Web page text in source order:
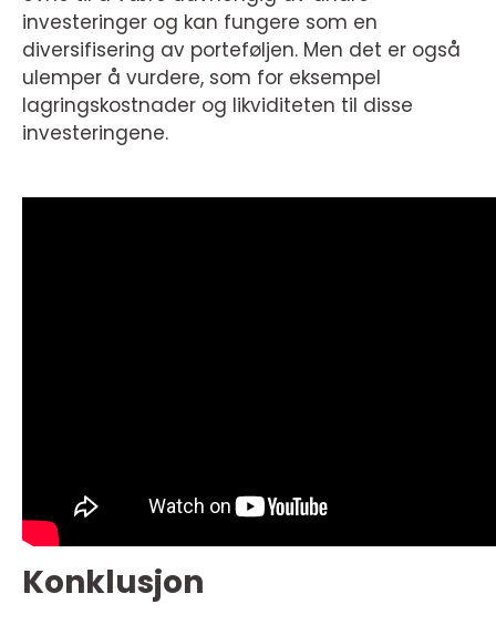
investeringer og kan fungere som en
diversifisering av porteføljen. Men det er også
ulemper å vurdere, som for eksempel
lagringskostnader og likviditeten til disse
investeringene.
Konklusjon